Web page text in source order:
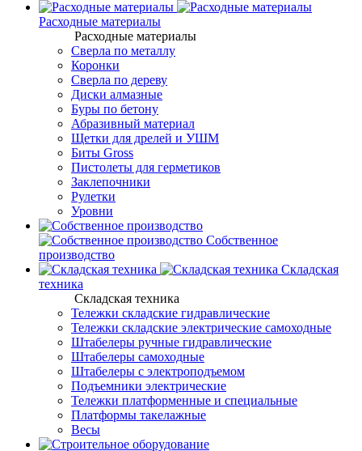
Расходные материалы
Расходные материалы
Сверла по металлу
Коронки
Сверла по дереву
Диски алмазные
Буры по бетону
Абразивный материал
Щетки для дрелей и УШМ
Биты Gross
Пистолеты для герметиков
Заклепочники
Рулетки
Уровни
Собственное
производство
Складская
техника
Складская техника
Тележки складские гидравлические
Тележки складские электрические самоходные
Штабелеры ручные гидравлические
Штабелеры самоходные
Штабелеры с электроподъемом
Подъемники электрические
Тележки платформенные и специальные
Платформы такелажные
Весы